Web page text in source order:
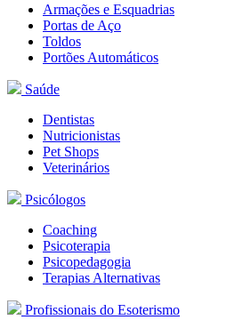
Armações e Esquadrias
Portas de Aço
Toldos
Portões Automáticos
Saúde
Dentistas
Nutricionistas
Pet Shops
Veterinários
Psicólogos
Coaching
Psicoterapia
Psicopedagogia
Terapias Alternativas
Profissionais do Esoterismo